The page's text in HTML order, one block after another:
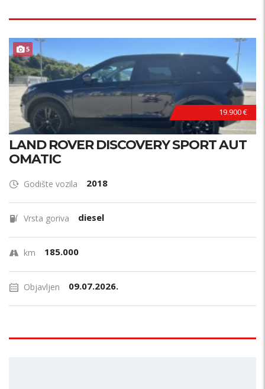
5
19.900 €
LAND ROVER DISCOVERY SPORT AUT
OMATIC
Godište vozila 2018
Vrsta goriva diesel
km 185.000
Objavljen 09.07.2026.